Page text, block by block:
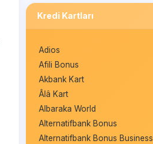
Kredi Kartları
Adios
Afili Bonus
Akbank Kart
Âlâ Kart
Albaraka World
Alternatifbank Bonus
Alternatifbank Bonus Business